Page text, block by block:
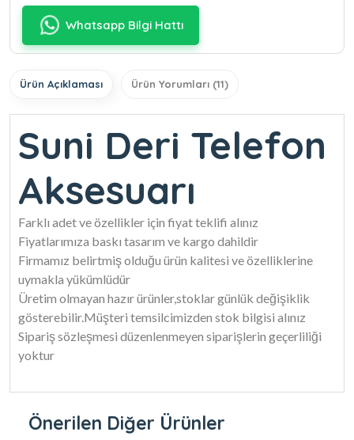
Whatsapp Bilgi Hattı
Ürün Açıklaması Ürün Yorumları (11)
Suni Deri Telefon
Aksesuarı
Farklı adet ve özellikler için fiyat teklifi alınız
Fiyatlarımıza baskı tasarım ve kargo dahildir
Firmamız belirtmiş olduğu ürün kalitesi ve özelliklerine
uymakla yükümlüdür
Üretim olmayan hazır ürünler,stoklar günlük değişiklik
gösterebilir.Müşteri temsilcimizden stok bilgisi alınız
Sipariş sözleşmesi düzenlenmeyen siparişlerin geçerliliği
yoktur
Önerilen Diğer Ürünler